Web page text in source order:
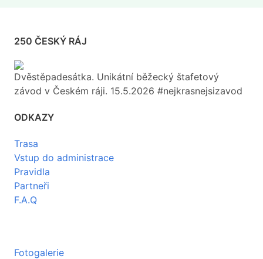
250 ČESKÝ RÁJ
Dvěstěpadesátka. Unikátní běžecký štafetový
závod v Českém ráji. 15.5.2026 #nejkrasnejsizavod
ODKAZY
Trasa
Vstup do administrace
Pravidla
Partneři
F.A.Q
Fotogalerie